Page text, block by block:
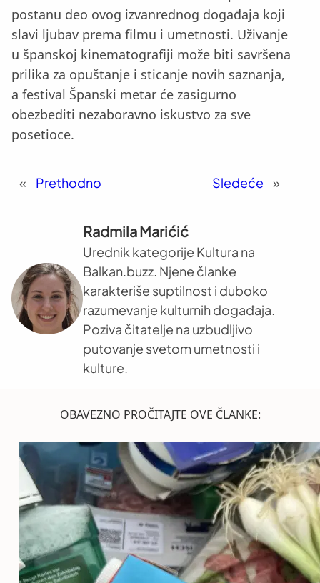
postanu deo ovog izvanrednog događaja koji
slavi ljubav prema filmu i umetnosti. Uživanje
u španskoj kinematografiji može biti savršena
prilika za opuštanje i sticanje novih saznanja,
a festival Španski metar će zasigurno
obezbediti nezaboravno iskustvo za sve
posetioce.
« Prethodno Sledeće »
Radmila Marićić
Urednik kategorije Kultura na
Balkan.buzz. Njene članke
karakteriše suptilnost i duboko
razumevanje kulturnih događaja.
Poziva čitatelje na uzbudljivo
putovanje svetom umetnosti i
kulture.
OBAVEZNO PROČITAJTE OVE ČLANKE: